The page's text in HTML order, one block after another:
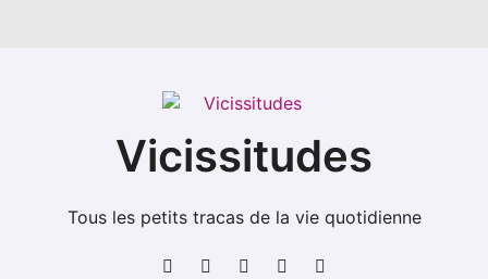
Vicissitudes
Tous les petits tracas de la vie quotidienne